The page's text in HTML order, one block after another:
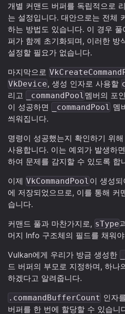
개별 커맨드 버퍼를 독립적으로
는 설정입니다. 대안으로는 전체
하는 방법도 있습니다. 이 경우
퍼가 함께 초기화되며, 이러한 방
설정할 필요가 없습니다.
마지막으로
VkDevice, 생성 인자로 사용할
리고
_commandPool 멤버의 포
이 성공하면
_commandPool 멤
씌워집니다.
명령이 성공했는지 확인하기 위해
사용합니다. 이는 예외가 발생하
하여 문제를 감지할 수 있도록 합
이제 VkCommandPool 이 생성되
에 저장되었으므로, 이를 통해 커
습니다.
커맨드 풀과 마찬가지로, sType
머지 Info 구조체의 필드를 채워
Vulkan에게 우리가 방금 생성한
드 버퍼의 부모로 지정하며, 하나
하겠다고 알려줍니다.
.commandBufferCount 인자
버퍼를 한 번에 할당할 수 있습니